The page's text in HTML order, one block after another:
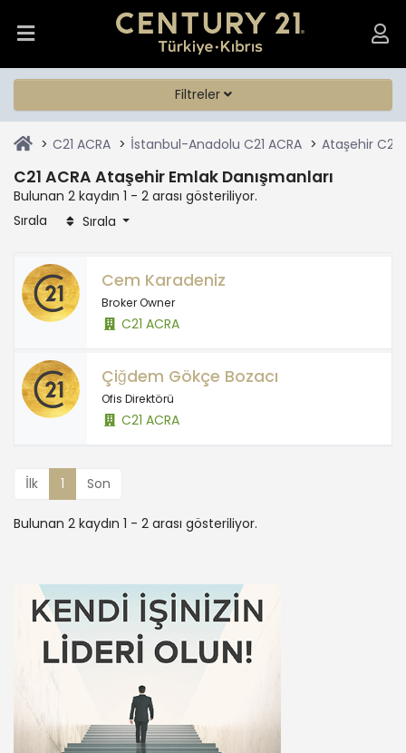
Filtreler
C21 ACRA İstanbul-Anadolu C21 ACRA Ataşehir C21
C21 ACRA Ataşehir Emlak Danışmanları
Bulunan 2 kaydın 1 - 2 arası gösteriliyor.
Sırala
Sırala
Cem Karadeniz
Broker Owner
C21 ACRA
Çiğdem Gökçe Bozacı
Ofis Direktörü
C21 ACRA
İlk 1 Son
Bulunan 2 kaydın 1 - 2 arası gösteriliyor.